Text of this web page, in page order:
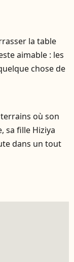
la table
aimable : les
chose de
où son
sa fille Hiziya
dans un tout